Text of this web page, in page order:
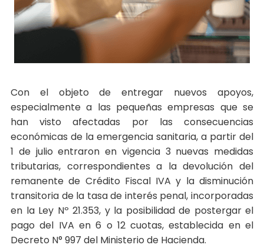
Con el objeto de entregar nuevos apoyos,
especialmente a las pequeñas empresas que se
han visto afectadas por las consecuencias
económicas de la emergencia sanitaria, a partir del
1 de julio entraron en vigencia 3 nuevas medidas
tributarias, correspondientes a la devolución del
remanente de Crédito Fiscal IVA y la disminución
transitoria de la tasa de interés penal, incorporadas
en la Ley Nº 21.353, y la posibilidad de postergar el
pago del IVA en 6 o 12 cuotas, establecida en el
Decreto N° 997 del Ministerio de Hacienda.